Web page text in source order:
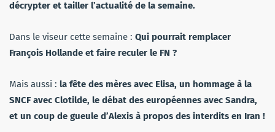
décrypter et tailler l’actualité de la semaine.
Dans le viseur cette semaine : Qui pourrait remplacer
François Hollande et faire reculer le FN ?
Mais aussi : la fête des mères avec Elisa, un hommage à la
SNCF avec Clotilde, le débat des européennes avec Sandra,
et un coup de gueule d’Alexis à propos des interdits en Iran !